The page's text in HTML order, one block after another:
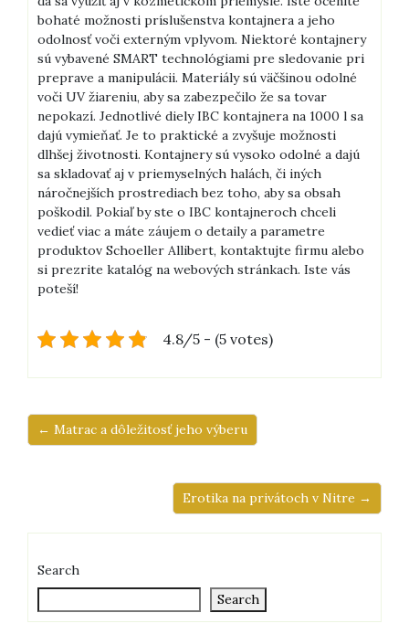
bohaté možnosti príslušenstva kontajnera a jeho
odolnosť voči externým vplyvom. Niektoré kontajnery
sú vybavené SMART technológiami pre sledovanie pri
preprave a manipulácii. Materiály sú väčšinou odolné
voči UV žiareniu, aby sa zabezpečilo že sa tovar
nepokazí. Jednotlivé diely IBC kontajnera na 1000 l sa
dajú vymieňať. Je to praktické a zvyšuje možnosti
dlhšej životnosti. Kontajnery sú vysoko odolné a dajú
sa skladovať aj v priemyselných halách, či iných
náročnejších prostrediach bez toho, aby sa obsah
poškodil. Pokiaľ by ste o IBC kontajneroch chceli
vedieť viac a máte záujem o detaily a parametre
produktov Schoeller Allibert, kontaktujte firmu alebo
si prezrite katalóg na webových stránkach. Iste vás
poteší!
4.8/5 - (5 votes)
← Matrac a dôležitosť jeho výberu
Erotika na privátoch v Nitre →
Search
Search